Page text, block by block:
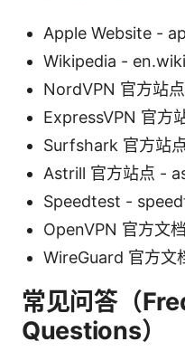
Apple Website -
Wikipedia -
NordVPN 官方站
ExpressVPN 官方
Surfshark 官方站
Astrill 官方站点 -
Speedtest -
OpenVPN 官方文
WireGuard 官方文
常见问答（
Questions）